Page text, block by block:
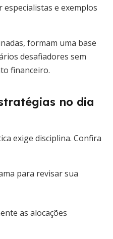
e exemplos
formam uma base
desafiadores sem
financeiro.
no dia
exige disciplina. Confira
para revisar sua
as alocações